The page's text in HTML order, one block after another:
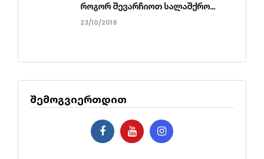
როგორ შევარჩიოთ სალაშქრო...
23/10/2019
შემოგვიერთდით